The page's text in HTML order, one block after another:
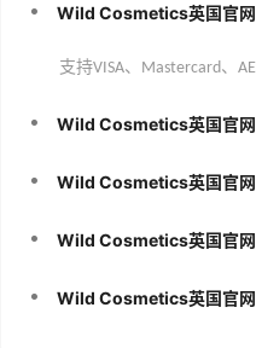
Wild Cosmetics英国官网
支持VISA、Mastercard、
Wild Cosmetics英国官网
Wild Cosmetics英国官网
Wild Cosmetics英国官网
Wild Cosmetics英国官网